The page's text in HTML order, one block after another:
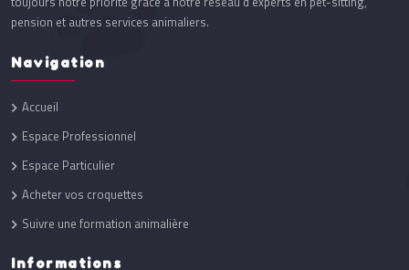
pension et autres services animaliers.
Navigation
Accueil
Espace Professionnel
Espace Particulier
Acheter vos croquettes
Suivre une formation animalière
Informations